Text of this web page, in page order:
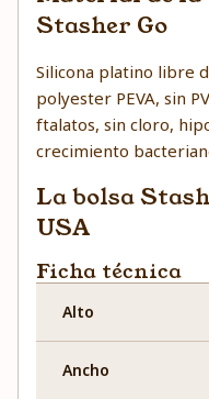
Stasher Go
Silicona platino libre
polyester PEVA, sin
ftalatos, sin cloro,
crecimiento
La bolsa
USA
Ficha técnica
Alto
Ancho